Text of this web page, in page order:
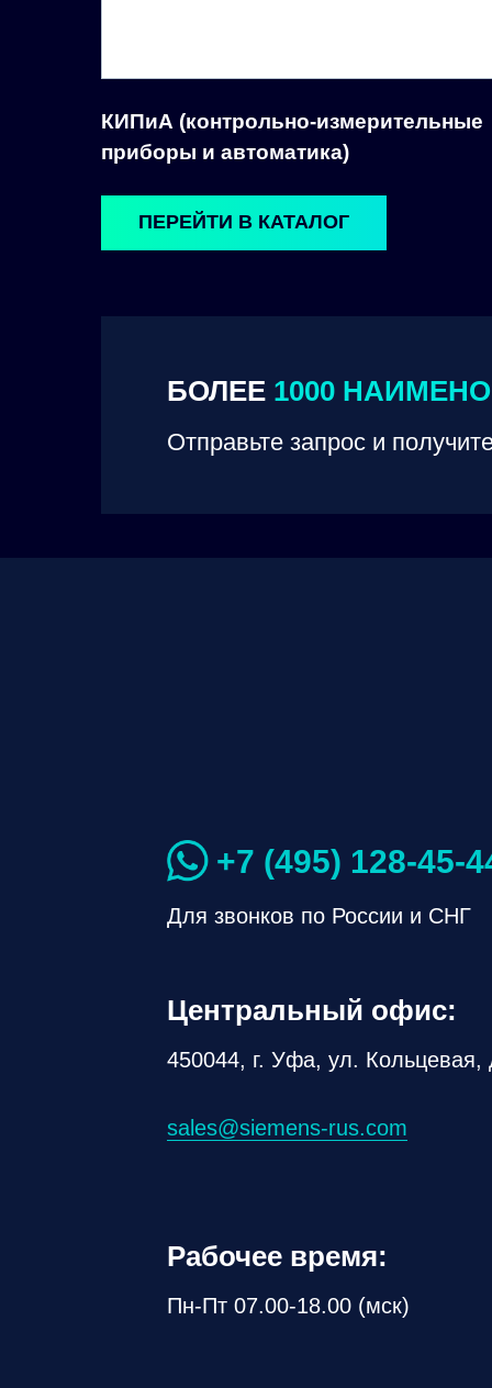
БОЛЕЕ 1000
Отправьте запрос и
КИПиА (контрольно-измерительные
приборы и автоматика)
ПЕРЕЙТИ В КАТАЛОГ
Для звонков по России и СНГ
+7 (495) 128-45-
450044, г. Уфа, ул. Кольцевая,
sales@siemens-rus.com
Центральный офис:
Пн-Пт 07.00-18.00 (мск)
Рабочее время: